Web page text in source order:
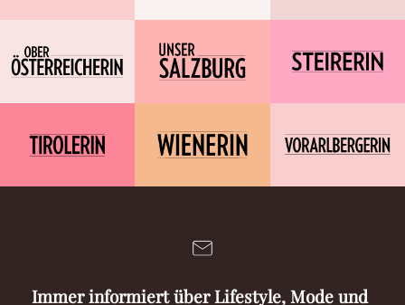
Immer informiert über Lifestyle, Mode und